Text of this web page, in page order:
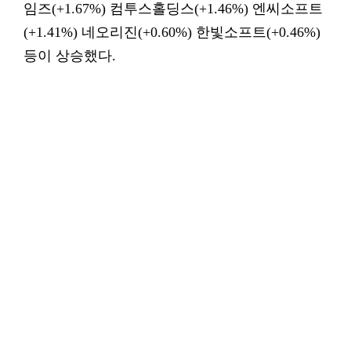
임즈(+1.67%) 컴투스홀딩스(+1.46%) 엔씨소프트
(+1.41%) 네오리진(+0.60%) 한빛소프트(+0.46%)
등이 상승했다.